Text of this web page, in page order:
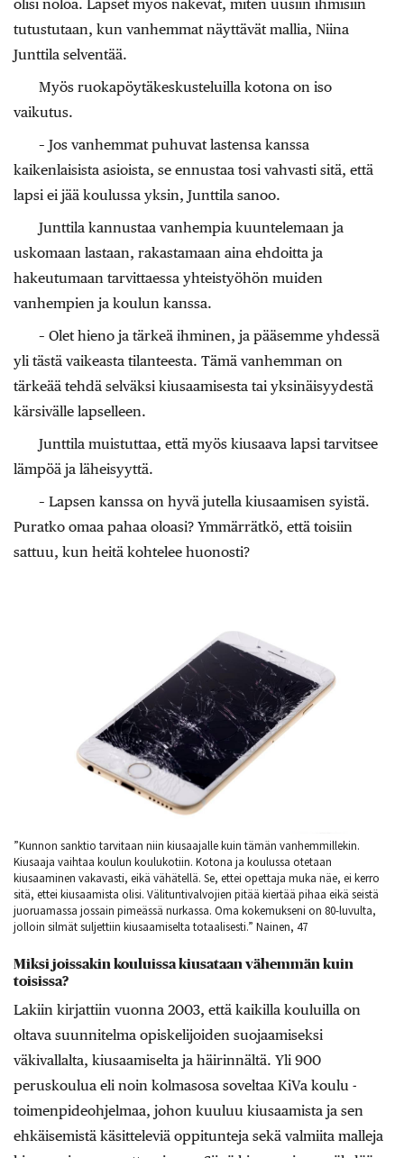
olisi noloa. Lapset myös näkevät, miten uusiin ihmisiin
tutustutaan, kun vanhemmat näyttävät mallia, Niina
Junttila selventää.
Myös ruokapöytäkeskusteluilla kotona on iso
vaikutus.
– Jos vanhemmat puhuvat lastensa kanssa
kaikenlaisista asioista, se ennustaa tosi vahvasti sitä, että
lapsi ei jää koulussa yksin, Junttila sanoo.
Junttila kannustaa vanhempia kuuntelemaan ja
uskomaan lastaan, rakastamaan aina ehdoitta ja
hakeutumaan tarvittaessa yhteistyöhön muiden
vanhempien ja koulun kanssa.
– Olet hieno ja tärkeä ihminen, ja pääsemme yhdessä
yli tästä vaikeasta tilanteesta. Tämä vanhemman on
tärkeää tehdä selväksi kiusaamisesta tai yksinäisyydestä
kärsivälle lapselleen.
Junttila muistuttaa, että myös kiusaava lapsi tarvitsee
lämpöä ja läheisyyttä.
– Lapsen kanssa on hyvä jutella kiusaamisen syistä.
Puratko omaa pahaa oloasi? Ymmärrätkö, että toisiin
sattuu, kun heitä kohtelee huonosti?
”Kunnon sanktio tarvitaan niin kiusaajalle kuin tämän vanhemmillekin.
Kiusaaja vaihtaa koulun koulukotiin. Kotona ja koulussa otetaan
kiusaaminen vakavasti, eikä vähätellä. Se, ettei opettaja muka näe, ei kerro
sitä, ettei kiusaamista olisi. Välituntivalvojien pitää kiertää pihaa eikä seistä
juoruamassa jossain pimeässä nurkassa. Oma kokemukseni on 80-luvulta,
jolloin silmät suljettiin kiusaamiselta totaalisesti.” Nainen, 47
Miksi joissakin kouluissa kiusataan vähemmän kuin
toisissa?
Lakiin kirjattiin vuonna 2003, että kaikilla kouluilla on
oltava suunnitelma opiskelijoiden suojaamiseksi
väkivallalta, kiusaamiselta ja häirinnältä. Yli 900
peruskoulua eli noin kolmasosa soveltaa KiVa koulu -
toimenpideohjelmaa, johon kuuluu kiusaamista ja sen
ehkäisemistä käsitteleviä oppitunteja sekä valmiita malleja